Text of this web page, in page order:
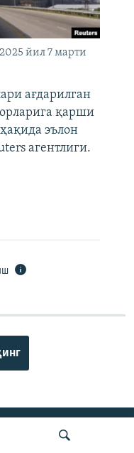
йил 7 марти
ағдарилган
қарши
эълон
агентлиги.